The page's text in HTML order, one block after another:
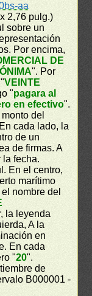
aa
2,76 pulg.)
sobre un
Por encima,
DE
". Por
VEINTE
"pagara al
en efectivo".
del
cada lado, la
de un
de firmas. A
la fecha.
En el centro,
marítimo
nombre del
la leyenda
A la
en
En cada
"20".
de
B000001 -